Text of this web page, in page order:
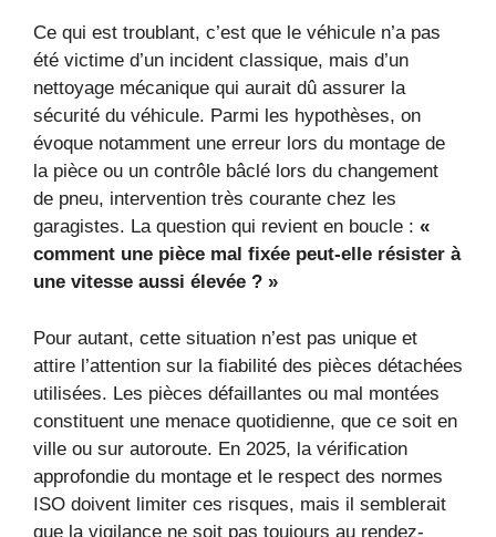
Ce qui est troublant, c’est que le véhicule n’a pas
été victime d’un incident classique, mais d’un
nettoyage mécanique qui aurait dû assurer la
sécurité du véhicule. Parmi les hypothèses, on
évoque notamment une erreur lors du montage de
la pièce ou un contrôle bâclé lors du changement
de pneu, intervention très courante chez les
garagistes. La question qui revient en boucle : «
comment une pièce mal fixée peut-elle résister à
une vitesse aussi élevée ? »
Pour autant, cette situation n’est pas unique et
attire l’attention sur la fiabilité des pièces détachées
utilisées. Les pièces défaillantes ou mal montées
constituent une menace quotidienne, que ce soit en
ville ou sur autoroute. En 2025, la vérification
approfondie du montage et le respect des normes
ISO doivent limiter ces risques, mais il semblerait
que la vigilance ne soit pas toujours au rendez-